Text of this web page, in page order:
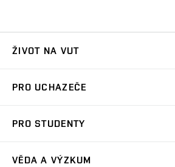
ŽIVOT NA VUT
Koleje
Sport na VUT
PRO UCHAZEČE
Dny otevřených dveří
PRO STUDENTY
VĚDA A VÝZKUM